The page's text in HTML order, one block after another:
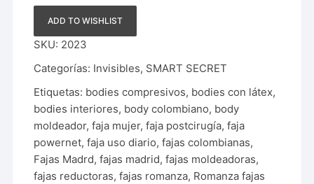
|
2023
cantidad
ADD TO WISHLIST
SKU: 2023
Categorías: Invisibles, SMART SECRET
Etiquetas: bodies compresivos, bodies con látex,
bodies interiores, body colombiano, body
moldeador,faja mujer,faja postcirugía,faja
powernet,faja uso diario,fajas colombianas,
Fajas Madrd,fajas madrid,fajas moldeadoras,
fajas reductoras,fajas romanza, Romanza fajas